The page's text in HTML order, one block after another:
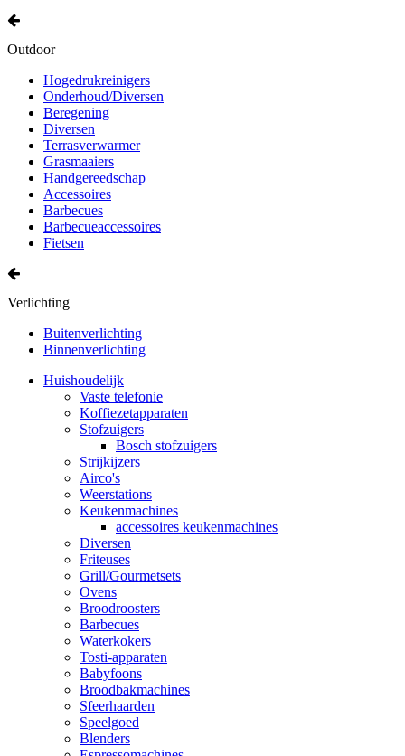
Outdoor
Hogedrukreinigers
Onderhoud/Diversen
Beregening
Diversen
Terrasverwarmer
Grasmaaiers
Handgereedschap
Accessoires
Barbecues
Barbecueaccessoires
Fietsen
Verlichting
Buitenverlichting
Binnenverlichting
Huishoudelijk
Vaste telefonie
Koffiezetapparaten
Stofzuigers
Bosch stofzuigers
Strijkijzers
Airco's
Weerstations
Keukenmachines
accessoires keukenmachines
Diversen
Friteuses
Grill/Gourmetsets
Ovens
Broodroosters
Barbecues
Waterkokers
Tosti-apparaten
Babyfoons
Broodbakmachines
Sfeerhaarden
Speelgoed
Blenders